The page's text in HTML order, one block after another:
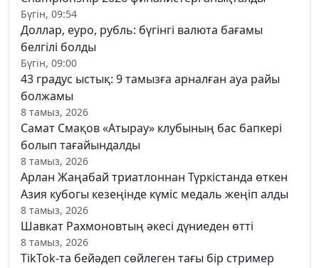
Бүгін, 09:54
Доллар, еуро, рубль: бүгінгі валюта бағамы
белгілі болды
Бүгін, 09:00
43 градус ыстық: 9 тамызға арналған ауа райы
болжамы
8 тамыз, 2026
Самат Смақов «Атырау» клубының бас бапкері
болып тағайындалды
8 тамыз, 2026
Арлан Жаңабай триатлоннан Түркістанда өткен
Азия кубогы кезеңінде күміс медаль жеңіп алды
8 тамыз, 2026
Шавкат Рахмоновтың әкесі дүниеден өтті
8 тамыз, 2026
TikTok-та бейәдеп сөйлеген тағы бір стример